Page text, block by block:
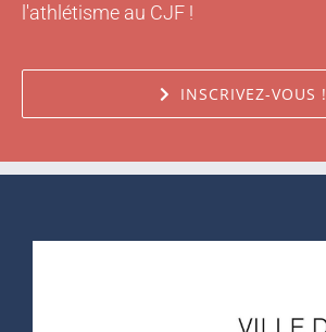
l'athlétisme au CJF !
INSCRIVEZ-VOUS !